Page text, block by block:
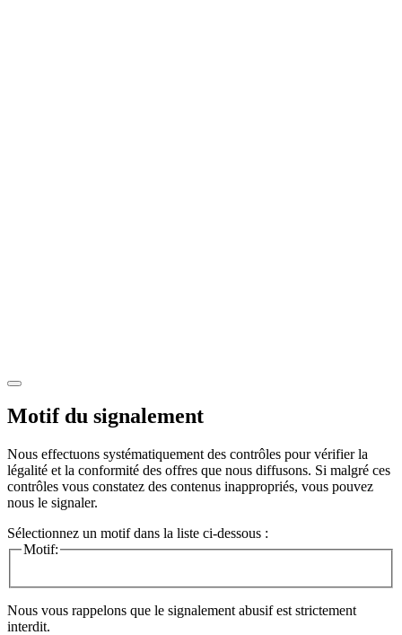
Motif du signalement
Nous effectuons systématiquement des contrôles pour vérifier la
légalité et la conformité des offres que nous diffusons. Si malgré ces
contrôles vous constatez des contenus inappropriés, vous pouvez
nous le signaler.
Sélectionnez un motif dans la liste ci-dessous :
Motif:
Nous vous rappelons que le signalement abusif est strictement
interdit.